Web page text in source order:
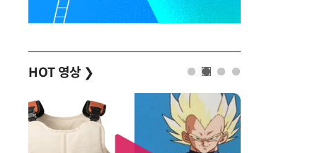
HOT 영상 ❯